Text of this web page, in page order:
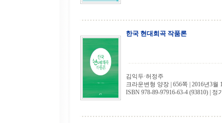
한국 현대희곡 작품론
김익두·허정주
크라운변형 양장 | 656쪽 | 2016년3월
ISBN 978-89-97916-63-4 (93810) | 정